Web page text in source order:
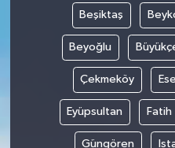
Beşiktaş
Beyoğlu
Çekmeköy
Eyüpsultan Fatih
Güngören